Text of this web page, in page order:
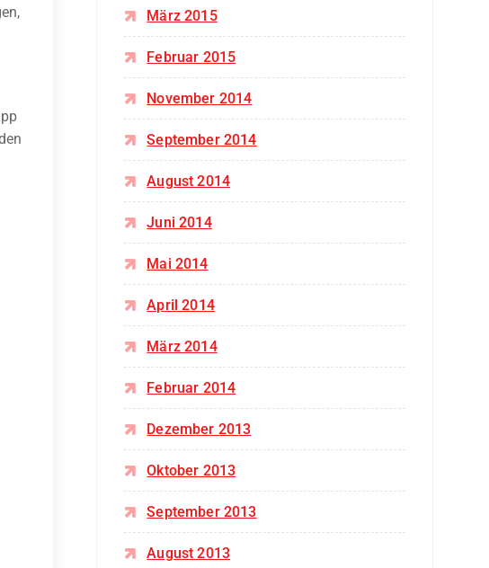
März 2015
Februar 2015
November 2014
September 2014
August 2014
Juni 2014
Mai 2014
April 2014
März 2014
Februar 2014
Dezember 2013
Oktober 2013
September 2013
August 2013